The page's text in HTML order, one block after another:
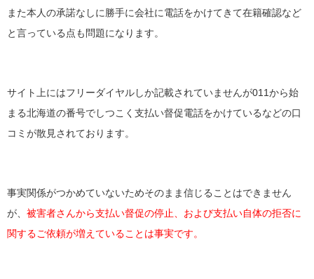
また本人の承諾なしに勝手に会社に電話をかけてきて在籍確認など
と言っている点も問題になります。
サイト上にはフリーダイヤルしか記載されていませんが011から始
まる北海道の番号でしつこく支払い督促電話をかけているなどの口
コミが散見されております。
事実関係がつかめていないためそのまま信じることはできません
が、 被害者さんから支払い督促の停止、および支払い自体の拒否に
関するご依頼が増えていることは事実です。